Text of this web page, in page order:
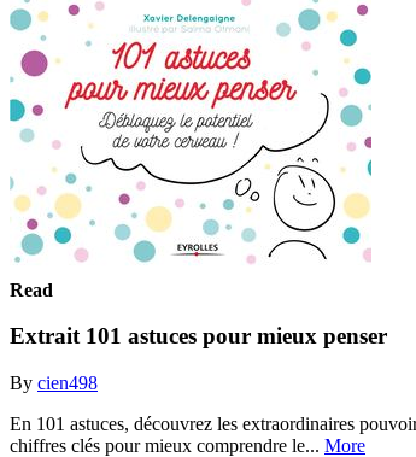
Read
Extrait 101 astuces pour mieux penser
By cien498
En 101 astuces, découvrez les extraordinaires
chiffres clés pour mieux comprendre le... More